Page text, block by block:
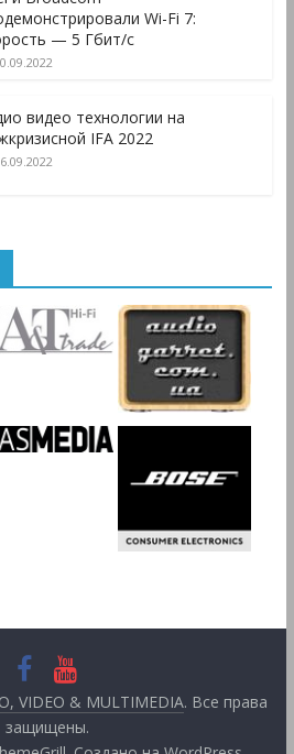
Wi-Fi 7:
— 5 Гбит/с
видео технологии на
IFA 2022
VIDEO & MULTIMEDIA. Все права
защищены.